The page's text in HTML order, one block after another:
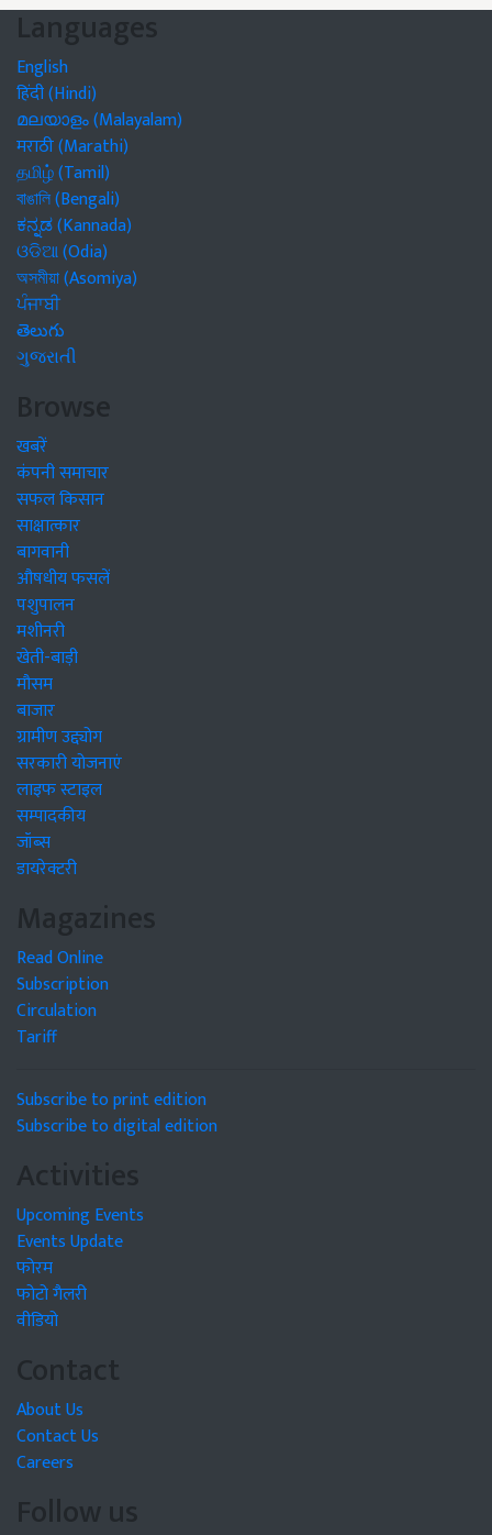
Languages
English
हिंदी (Hindi)
മലയാളം (Malayalam)
मराठी (Marathi)
தமிழ் (Tamil)
বাঙালি (Bengali)
ಕನ್ನಡ (Kannada)
ଓଡିଆ (Odia)
অসমীয়া (Asomiya)
ਪੰਜਾਬੀ
తెలుగు
ગુજરાતી
Browse
खबरें
कंपनी समाचार
सफल किसान
साक्षात्कार
बागवानी
औषधीय फसलें
पशुपालन
मशीनरी
खेती-बाड़ी
मौसम
बाजार
ग्रामीण उद्द्योग
सरकारी योजनाएं
लाइफ स्टाइल
सम्पादकीय
जॉब्स
डायरेक्टरी
Magazines
Read Online
Subscription
Circulation
Tariff
Subscribe to print edition
Subscribe to digital edition
Activities
Upcoming Events
Events Update
फोरम
फोटो गैलरी
वीडियो
Contact
About Us
Contact Us
Careers
Follow us